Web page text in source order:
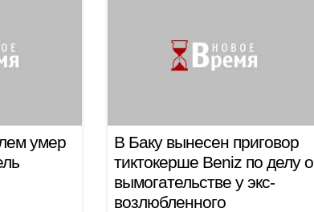
умер
В Баку вынесен приговор
тиктокерше Beniz по делу о
вымогательстве у экс-
возлюбленного